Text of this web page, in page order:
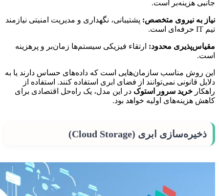
جانبی هزینه‌بر است.
نیاز به نیروی متخصص: پشتیبانی، نگهداری و مدیریت امنیتی نیازمند
تیم IT حرفه‌ای است.
مقیاس‌پذیری محدود: ارتقاء فیزیکی سیستم‌ها زمان‌بر و پرهزینه
است.
این روش مناسب سازمان‌هایی است که داده‌های حساس دارند یا به
دلایل قانونی نمی‌توانند از فضای ابری استفاده کنند. استفاده از
راهکار خرید سرور استوک در این مدل، یک راه‌حل اقتصادی برای
کاهش هزینه‌های اولیه خواهد بود.
ذخیره‌سازی ابری (Cloud Storage)